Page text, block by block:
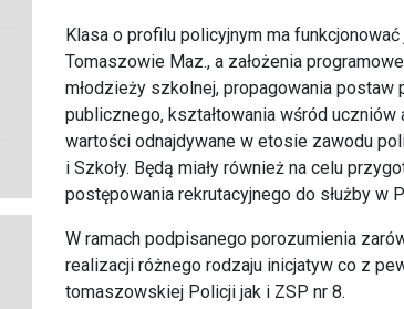
Klasa o profilu policyjnym ma
Tomaszowie Maz., a założenia
młodzieży szkolnej, propagowania
publicznego, kształtowania wśród
wartości odnajdywane w etosie zawodu
i Szkoły. Będą miały również na celu
postępowania rekrutacyjnego do służby w
W ramach podpisanego porozumienia
realizacji różnego rodzaju inicjatyw co z
tomaszowskiej Policji jak i ZSP nr 8.